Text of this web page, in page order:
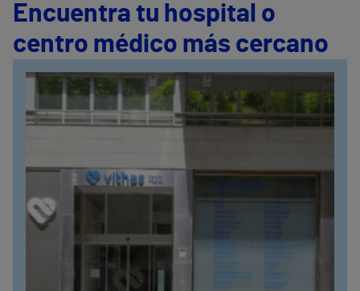
Encuentra tu hospital o
centro médico más cercano